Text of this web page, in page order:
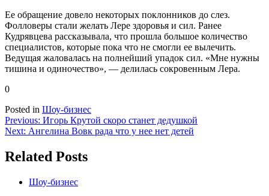
Ее обращение довело некоторых поклонников до слез.
Фолловеры стали желать Лере здоровья и сил. Ранее
Кудрявцева рассказывала, что прошла большое количество
специалистов, которые пока что не смогли ее вылечить.
Ведущая жаловалась на полнейший упадок сил. «Мне нужны
тишина и одиночество», — делилась сокровенным Лера.
0
Posted in Шоу-бизнес
Навигация
по
записям
Previous: Игорь Крутой скоро станет дедушкой
Next: Ангелина Вовк рада что у нее нет детей
Related Posts
Шоу-бизнес